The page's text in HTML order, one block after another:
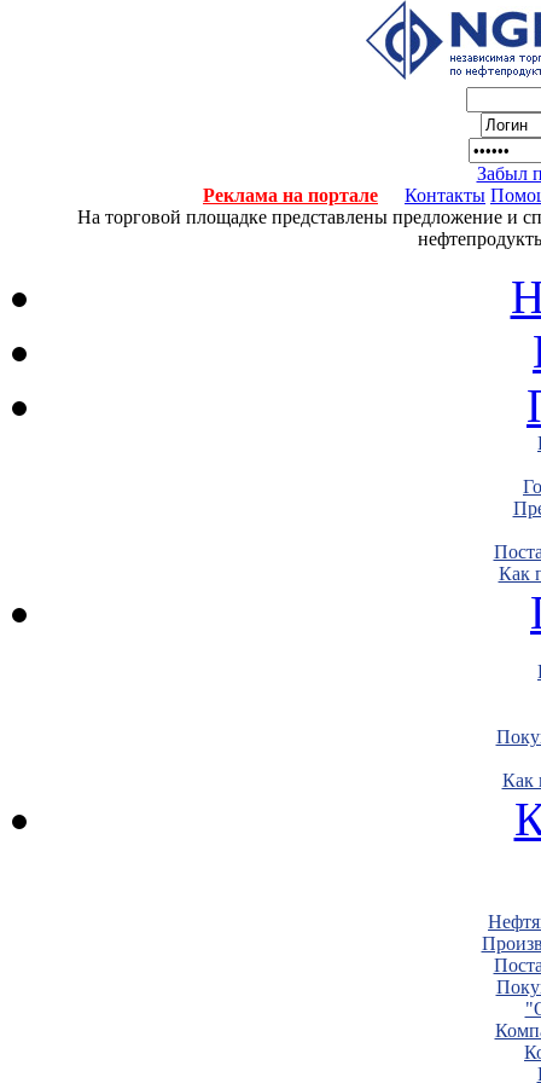
Забыл
Реклама на портале
Контакты
На торговой площадке представлены предложение и
Как
Как